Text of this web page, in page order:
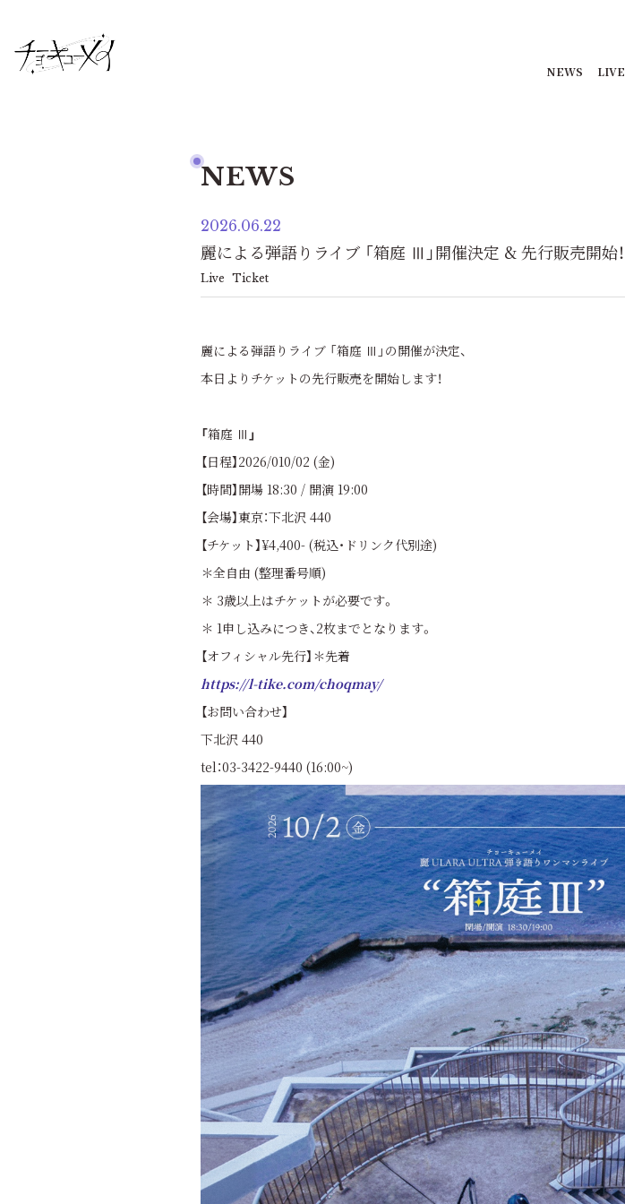
NEWS LIVE
NEWS
2026.06.22
麗による弾語りライブ 「箱庭 Ⅲ」開催決定 & 先行販売開始！
Live Ticket
麗による弾語りライブ 「箱庭 Ⅲ」の開催が決定、
本日よりチケットの先行販売を開始します！
「箱庭 Ⅲ 」
【日程】2026/010/02 (金)
【時間】開場 18:30 / 開演 19:00
【会場】東京：下北沢 440
【チケット】¥4,400- (税込・ドリンク代別途)
＊全自由 (整理番号順)
＊ 3歳以上はチケットが必要です。
＊ 1申し込みにつき、2枚までとなります。
【オフィシャル先行】＊先着
https://l-tike.com/choqmay/
【お問い合わせ】
下北沢 440
tel：03-3422-9440 (16:00~)